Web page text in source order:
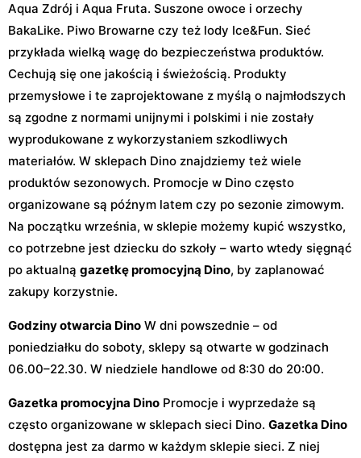
Aqua Zdrój i Aqua Fruta. Suszone owoce i orzechy
BakaLike. Piwo Browarne czy też lody Ice&Fun. Sieć
przykłada wielką wagę do bezpieczeństwa produktów.
Cechują się one jakością i świeżością. Produkty
przemysłowe i te zaprojektowane z myślą o najmłodszych
są zgodne z normami unijnymi i polskimi i nie zostały
wyprodukowane z wykorzystaniem szkodliwych
materiałów. W sklepach Dino znajdziemy też wiele
produktów sezonowych. Promocje w Dino często
organizowane są późnym latem czy po sezonie zimowym.
Na początku września, w sklepie możemy kupić wszystko,
co potrzebne jest dziecku do szkoły – warto wtedy sięgnąć
po aktualną gazetkę promocyjną Dino, by zaplanować
zakupy korzystnie.
Godziny otwarcia Dino W dni powszednie – od
poniedziałku do soboty, sklepy są otwarte w godzinach
06.00–22.30. W niedziele handlowe od 8:30 do 20:00.
Gazetka promocyjna Dino Promocje i wyprzedaże są
często organizowane w sklepach sieci Dino. Gazetka Dino
dostępna jest za darmo w każdym sklepie sieci. Z niej